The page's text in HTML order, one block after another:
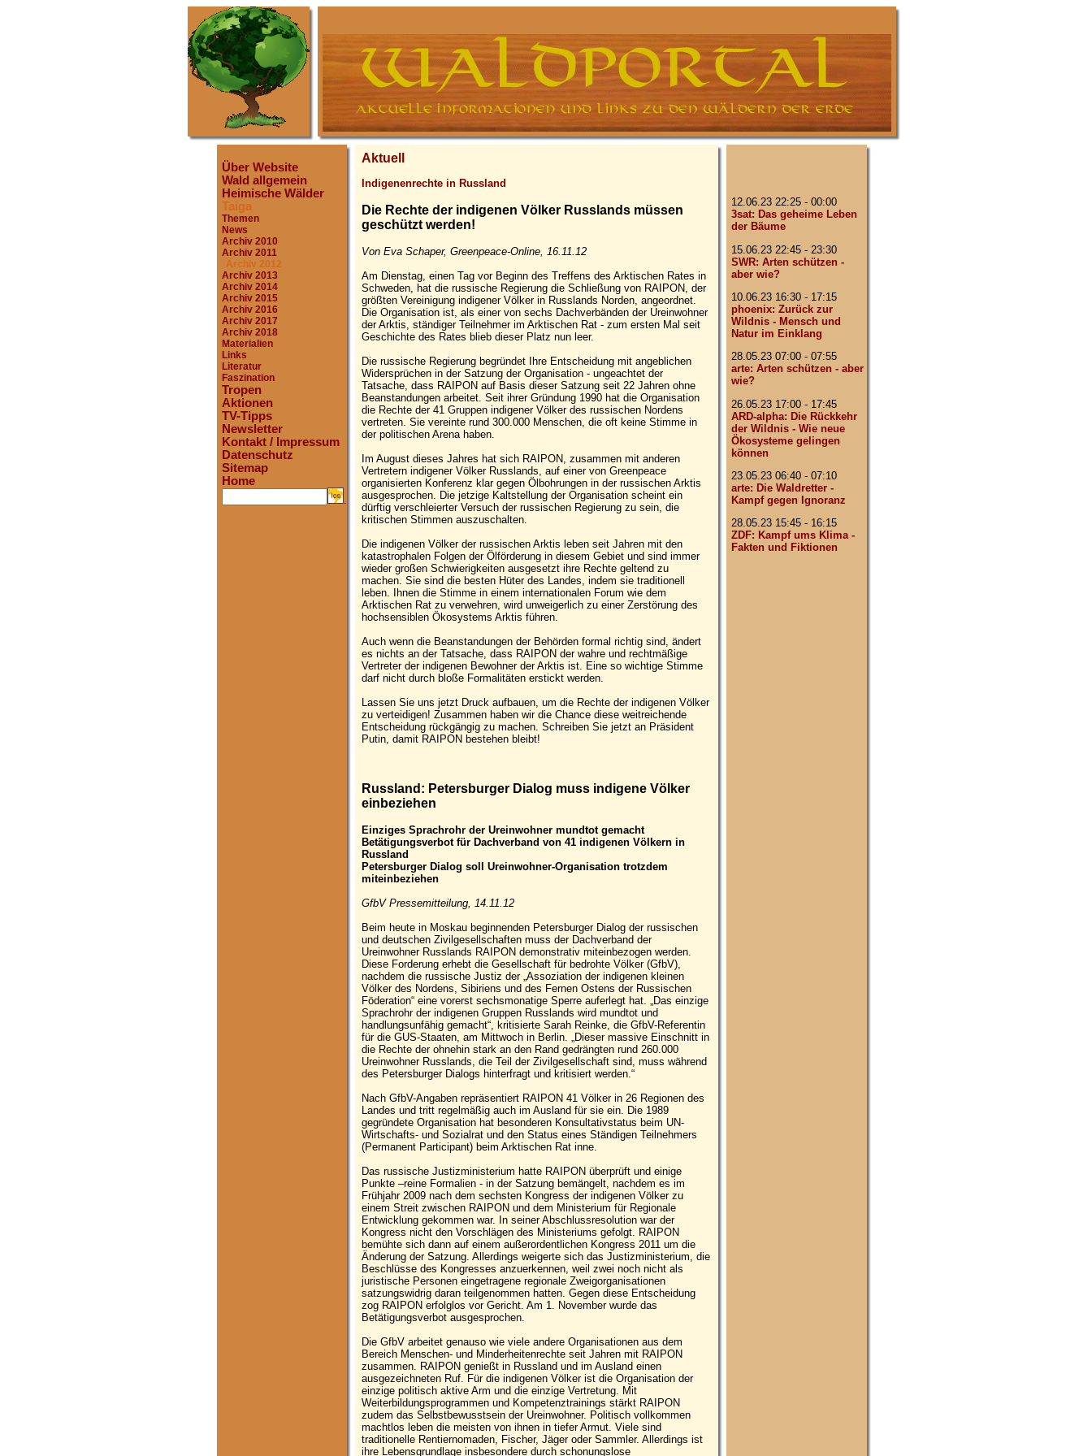
Über Website
Wald allgemein
Heimische Wälder
Taiga
Themen
News
Archiv 2010
Archiv 2011
Archiv 2012
Archiv 2013
Archiv 2014
Archiv 2015
Archiv 2016
Archiv 2017
Archiv 2018
Materialien
Links
Literatur
Faszination
Tropen
Aktionen
TV-Tipps
Newsletter
Kontakt / Impressum
Datenschutz
Sitemap
Home
.
Aktuell
Indigenenrechte in Russland
Die Rechte der indigenen Völker Russlands müssen
geschützt werden!
Von Eva Schaper, Greenpeace-Online, 16.11.12
Am Dienstag, einen Tag vor Beginn des Treffens des Arktischen Rates in
Schweden, hat die russische Regierung die Schließung von RAIPON, der
größten Vereinigung indigener Völker in Russlands Norden, angeordnet.
Die Organisation ist, als einer von sechs Dachverbänden der Ureinwohner
der Arktis, ständiger Teilnehmer im Arktischen Rat - zum ersten Mal seit
Geschichte des Rates blieb dieser Platz nun leer.
Die russische Regierung begründet Ihre Entscheidung mit angeblichen
Widersprüchen in der Satzung der Organisation - ungeachtet der
Tatsache, dass RAIPON auf Basis dieser Satzung seit 22 Jahren ohne
Beanstandungen arbeitet. Seit ihrer Gründung 1990 hat die Organisation
die Rechte der 41 Gruppen indigener Völker des russischen Nordens
vertreten. Sie vereinte rund 300.000 Menschen, die oft keine Stimme in
der politischen Arena haben.
Im August dieses Jahres hat sich RAIPON, zusammen mit anderen
Vertretern indigener Völker Russlands, auf einer von Greenpeace
organisierten Konferenz klar gegen Ölbohrungen in der russischen Arktis
ausgesprochen. Die jetzige Kaltstellung der Organisation scheint ein
dürftig verschleierter Versuch der russischen Regierung zu sein, die
kritischen Stimmen auszuschalten.
Die indigenen Völker der russischen Arktis leben seit Jahren mit den
katastrophalen Folgen der Ölförderung in diesem Gebiet und sind immer
wieder großen Schwierigkeiten ausgesetzt ihre Rechte geltend zu
machen. Sie sind die besten Hüter des Landes, indem sie traditionell
leben. Ihnen die Stimme in einem internationalen Forum wie dem
Arktischen Rat zu verwehren, wird unweigerlich zu einer Zerstörung des
hochsensiblen Ökosystems Arktis führen.
Auch wenn die Beanstandungen der Behörden formal richtig sind, ändert
es nichts an der Tatsache, dass RAIPON der wahre und rechtmäßige
Vertreter der indigenen Bewohner der Arktis ist. Eine so wichtige Stimme
darf nicht durch bloße Formalitäten erstickt werden.
Lassen Sie uns jetzt Druck aufbauen, um die Rechte der indigenen Völker
zu verteidigen! Zusammen haben wir die Chance diese weitreichende
Entscheidung rückgängig zu machen. Schreiben Sie jetzt an Präsident
Putin, damit RAIPON bestehen bleibt!
Russland: Petersburger Dialog muss indigene Völker
einbeziehen
Einziges Sprachrohr der Ureinwohner mundtot gemacht
Betätigungsverbot für Dachverband von 41 indigenen Völkern in
Russland
Petersburger Dialog soll Ureinwohner-Organisation trotzdem
miteinbeziehen
GfbV Pressemitteilung, 14.11.12
Beim heute in Moskau beginnenden Petersburger Dialog der russischen
und deutschen Zivilgesellschaften muss der Dachverband der
Ureinwohner Russlands RAIPON demonstrativ miteinbezogen werden.
Diese Forderung erhebt die Gesellschaft für bedrohte Völker (GfbV),
nachdem die russische Justiz der „Assoziation der indigenen kleinen
Völker des Nordens, Sibiriens und des Fernen Ostens der Russischen
Föderation“ eine vorerst sechsmonatige Sperre auferlegt hat. „Das einzige
Sprachrohr der indigenen Gruppen Russlands wird mundtot und
handlungsunfähig gemacht“, kritisierte Sarah Reinke, die GfbV-Referentin
für die GUS-Staaten, am Mittwoch in Berlin. „Dieser massive Einschnitt in
die Rechte der ohnehin stark an den Rand gedrängten rund 260.000
Ureinwohner Russlands, die Teil der Zivilgesellschaft sind, muss während
des Petersburger Dialogs hinterfragt und kritisiert werden.“
Nach GfbV-Angaben repräsentiert RAIPON 41 Völker in 26 Regionen des
Landes und tritt regelmäßig auch im Ausland für sie ein. Die 1989
gegründete Organisation hat besonderen Konsultativstatus beim UN-
Wirtschafts- und Sozialrat und den Status eines Ständigen Teilnehmers
(Permanent Participant) beim Arktischen Rat inne.
Das russische Justizministerium hatte RAIPON überprüft und einige
Punkte –reine Formalien - in der Satzung bemängelt, nachdem es im
Frühjahr 2009 nach dem sechsten Kongress der indigenen Völker zu
einem Streit zwischen RAIPON und dem Ministerium für Regionale
Entwicklung gekommen war. In seiner Abschlussresolution war der
Kongress nicht den Vorschlägen des Ministeriums gefolgt. RAIPON
bemühte sich dann auf einem außerordentlichen Kongress 2011 um die
Änderung der Satzung. Allerdings weigerte sich das Justizministerium, die
Beschlüsse des Kongresses anzuerkennen, weil zwei noch nicht als
juristische Personen eingetragene regionale Zweigorganisationen
satzungswidrig daran teilgenommen hatten. Gegen diese Entscheidung
zog RAIPON erfolglos vor Gericht. Am 1. November wurde das
Betätigungsverbot ausgesprochen.
Die GfbV arbeitet genauso wie viele andere Organisationen aus dem
Bereich Menschen- und Minderheitenrechte seit Jahren mit RAIPON
zusammen. RAIPON genießt in Russland und im Ausland einen
ausgezeichneten Ruf. Für die indigenen Völker ist die Organisation der
einzige politisch aktive Arm und die einzige Vertretung. Mit
Weiterbildungsprogrammen und Kompetenztrainings stärkt RAIPON
zudem das Selbstbewusstsein der Ureinwohner. Politisch vollkommen
machtlos leben die meisten von ihnen in tiefer Armut. Viele sind
traditionelle Rentiernomaden, Fischer, Jäger oder Sammler. Allerdings ist
ihre Lebensgrundlage insbesondere durch schonungslose
12.06.23 22:25 - 00:00
3sat: Das geheime Leben
der Bäume
15.06.23 22:45 - 23:30
SWR: Arten schützen -
aber wie?
10.06.23 16:30 - 17:15
phoenix: Zurück zur
Wildnis - Mensch und
Natur im Einklang
28.05.23 07:00 - 07:55
arte: Arten schützen - aber
wie?
26.05.23 17:00 - 17:45
ARD-alpha: Die Rückkehr
der Wildnis - Wie neue
Ökosysteme gelingen
können
23.05.23 06:40 - 07:10
arte: Die Waldretter -
Kampf gegen Ignoranz
28.05.23 15:45 - 16:15
ZDF: Kampf ums Klima -
Fakten und Fiktionen